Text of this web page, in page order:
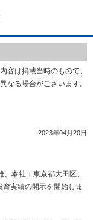
容は掲載当時のもので、
なる場合がございます。
2023年04月20日
本社：東京都大田区、
実績の開示を開始しま